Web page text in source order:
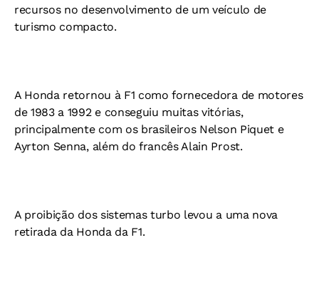
recursos no desenvolvimento de um veículo de
turismo compacto.
A Honda retornou à F1 como fornecedora de motores
de 1983 a 1992 e conseguiu muitas vitórias,
principalmente com os brasileiros Nelson Piquet e
Ayrton Senna, além do francês Alain Prost.
A proibição dos sistemas turbo levou a uma nova
retirada da Honda da F1.